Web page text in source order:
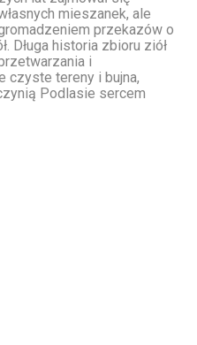
mieszanek, ale
przekazów o
Długa historia zbioru ziół
i
czyste tereny i bujna,
Podlasie sercem